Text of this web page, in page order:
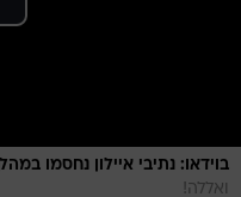
בוידאו: נתיבי איילון נחסמו
ואללה!